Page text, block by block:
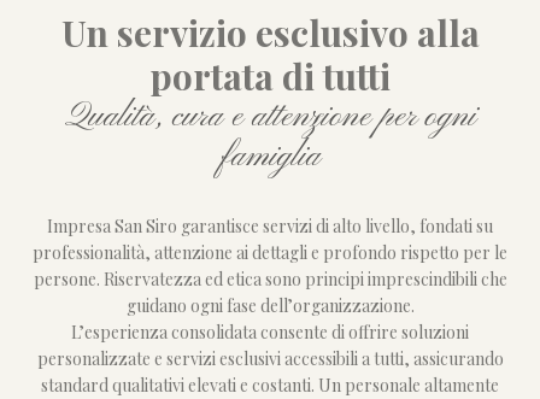
Un servizio esclusivo alla
portata di tutti
Qualità, cura e attenzione per ogni
famiglia
Impresa San Siro garantisce servizi di alto livello, fondati su
professionalità, attenzione ai dettagli e profondo rispetto per le
persone. Riservatezza ed etica sono principi imprescindibili che
guidano ogni fase dell’organizzazione.
L’esperienza consolidata consente di offrire soluzioni
personalizzate e servizi esclusivi accessibili a tutti, assicurando
standard qualitativi elevati e costanti. Un personale altamente